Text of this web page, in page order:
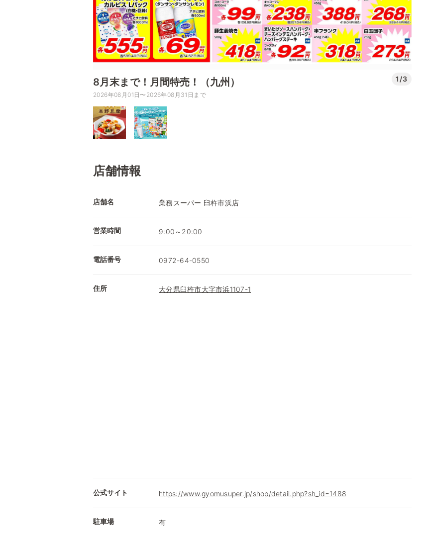
8月末まで！月間特売！（九州） 1/3
2026年08月01日〜2026年08月31日まで
店舗情報
店舗名 業務スーパー 臼杵市浜店
営業時間 9:00～20:00
電話番号 0972-64-0550
住所 大分県臼杵市大字市浜1107-1
公式サイト https://www.gyomusuper.jp/shop/detail.php?sh_id=1488
駐車場 有